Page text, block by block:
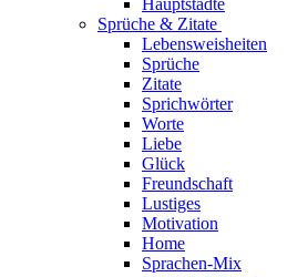
Hauptstädte
Sprüche & Zitate
Lebensweisheiten
Sprüche
Zitate
Sprichwörter
Worte
Liebe
Glück
Freundschaft
Lustiges
Motivation
Home
Sprachen-Mix